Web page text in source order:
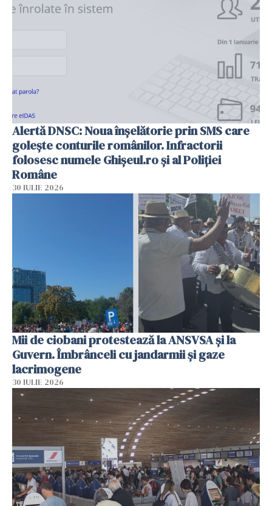
Alertă DNSC: Noua înșelătorie prin SMS care
golește conturile românilor. Infractorii
folosesc numele Ghișeul.ro și al Poliției
Române
30 IULIE 2026
Mii de ciobani protestează la ANSVSA și la
Guvern. Îmbrânceli cu jandarmii și gaze
lacrimogene
30 IULIE 2026